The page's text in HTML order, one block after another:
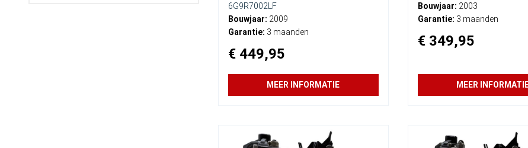
6G9R7002LF
Bouwjaar: 2009
Garantie: 3 maanden
€ 449,95
MEER INFORMATIE
Bouwjaar: 2003
Garantie: 3 maanden
€ 349,95
MEER